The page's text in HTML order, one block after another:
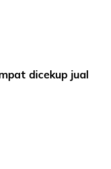
dicekup jual